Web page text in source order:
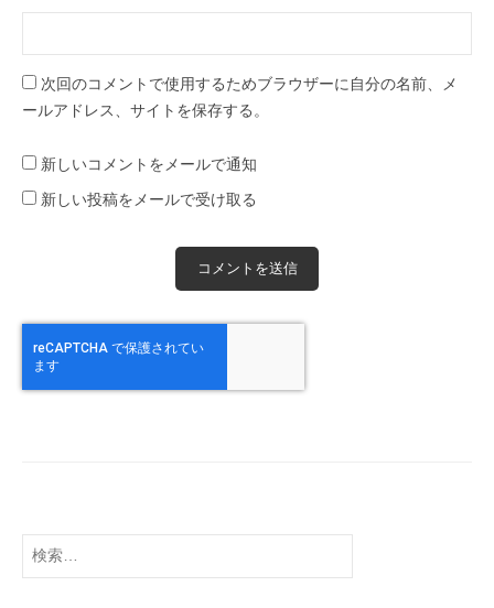
次回のコメントで使用するためブラウザーに自分の名前、メ
ールアドレス、サイトを保存する。
新しいコメントをメールで通知
新しい投稿をメールで受け取る
検